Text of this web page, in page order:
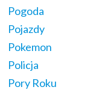
Pogoda
Pojazdy
Pokemon
Policja
Pory Roku